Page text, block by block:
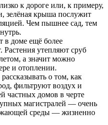
к дороге или, к примеру,
зелёная крыша послужит
Чем пышнее сад, тем
в доме ещё более
утепляют сруб
а значит можно
и отоплении.
о том, как
фильтруют воздух и
частных домов в черте
магистралей — очень
среды — жизненно